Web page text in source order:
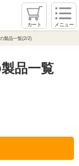
カート メニュー
製品一覧(2/2)
品一覧